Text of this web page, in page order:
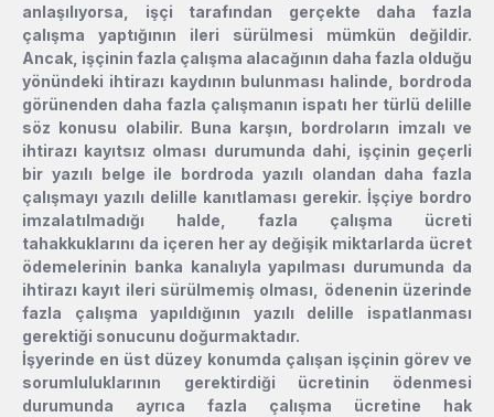
anlaşılıyorsa, işçi tarafından gerçekte daha fazla
çalışma yaptığının ileri sürülmesi mümkün değildir.
Ancak, işçinin fazla çalışma alacağının daha fazla olduğu
yönündeki ihtirazı kaydının bulunması halinde, bordroda
görünenden daha fazla çalışmanın ispatı her türlü delille
söz konusu olabilir. Buna karşın, bordroların imzalı ve
ihtirazı kayıtsız olması durumunda dahi, işçinin geçerli
bir yazılı belge ile bordroda yazılı olandan daha fazla
çalışmayı yazılı delille kanıtlaması gerekir. İşçiye bordro
imzalatılmadığı halde, fazla çalışma ücreti
tahakkuklarını da içeren her ay değişik miktarlarda ücret
ödemelerinin banka kanalıyla yapılması durumunda da
ihtirazı kayıt ileri sürülmemiş olması, ödenenin üzerinde
fazla çalışma yapıldığının yazılı delille ispatlanması
gerektiği sonucunu doğurmaktadır.
İşyerinde en üst düzey konumda çalışan işçinin görev ve
sorumluluklarının gerektirdiği ücretinin ödenmesi
durumunda ayrıca fazla çalışma ücretine hak